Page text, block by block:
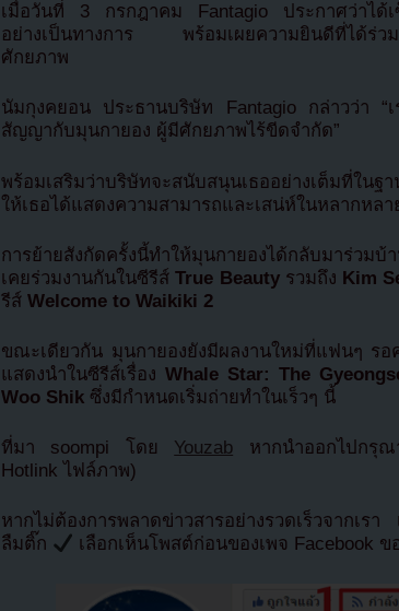
เมื่อวันที่ 3 กรกฎาคม Fantagio ประกาศว่าได้
อย่างเป็นทางการ พร้อมเผยความยินดีที่ได้ร่วม
ศักยภาพ
นัมกุงคยอน ประธานบริษัท Fantagio กล่าวว่า “เ
สัญญากับมุนกายอง ผู้มีศักยภาพไร้ขีดจำกัด”
พร้อมเสริมว่าบริษัทจะสนับสนุนเธออย่างเต็มที่ในฐา
ให้เธอได้แสดงความสามารถและเสน่ห์ในหลากหล
การย้ายสังกัดครั้งนี้ทำให้มุนกายองได้กลับมาร่วมบ้
เคยร่วมงานกันในซีรีส์True Beautyรวมถึง Kim
รีส์ Welcome to Waikiki 2
ขณะเดียวกัน มุนกายองยังมีผลงานใหม่ที่แฟนๆ รอ
แสดงนำในซีรีส์เรื่อง Whale Star: The
Woo Shik ซึ่งมีกำหนดเริ่มถ่ายทำในเร็วๆ นี้
ที่มา soompi โดย Youzab หากนำออกไปกรุ
Hotlink ไฟล์ภาพ)
หากไม่ต้องการพลาดข่าวสารอย่างรวดเร็วจากเ
ลืมติ๊ก
เลือกเห็นโพสต์ก่อนของเพจ Facebook ข